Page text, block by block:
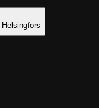
Helsingfors